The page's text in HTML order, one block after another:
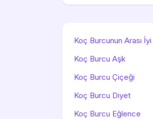
Koç Burcunun Arası
Koç Burcu Aşk
Koç Burcu Çiçeği
Koç Burcu Diyet
Koç Burcu Eğlence